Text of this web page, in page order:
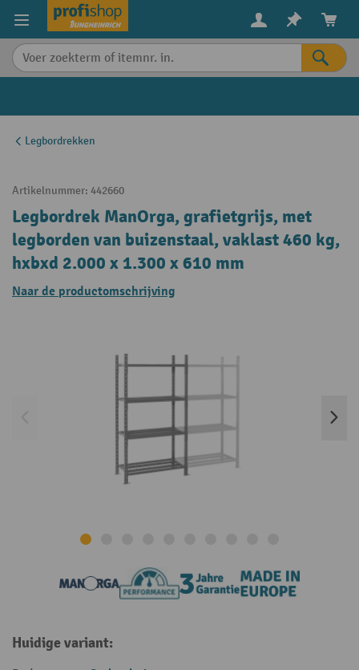
content
Legbordrekken
Artikelnummer: 442660
Legbordrek ManOrga, grafietgrijs, met
legborden van buizenstaal, vaklast 460 kg,
hxbxd 2.000 x 1.300 x 610 mm
Naar de productomschrijving
Huidige variant: